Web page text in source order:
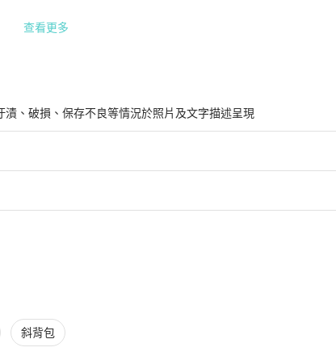
查看更多
、破損、保存不良等情況於照片及文字描述呈現
斜背包